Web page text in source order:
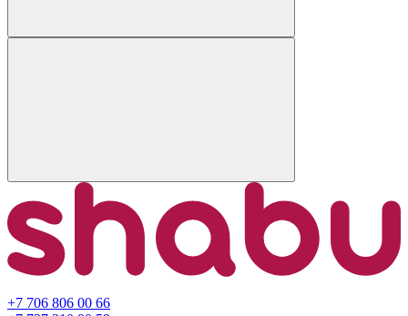
+7 706 806 00 66